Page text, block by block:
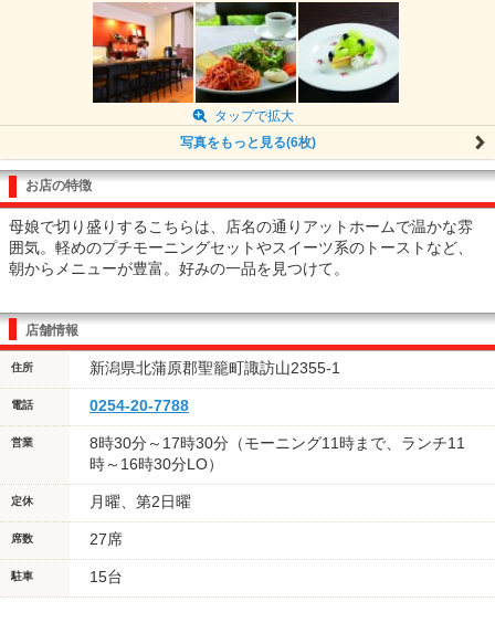
タップで拡大
写真をもっと見る(6枚)
お店の特徴
母娘で切り盛りするこちらは、店名の通りアットホームで温かな雰
囲気。軽めのプチモーニングセットやスイーツ系のトーストなど、
朝からメニューが豊富。好みの一品を見つけて。
店舗情報
住所 新潟県北蒲原郡聖籠町諏訪山2355-1
電話 0254-20-7788
営業
8時30分～17時30分（モーニング11時まで、ランチ11
時～16時30分LO）
定休 月曜、第2日曜
席数 27席
駐車 15台